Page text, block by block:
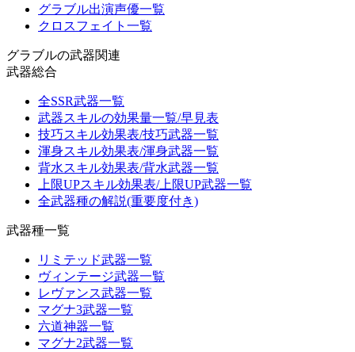
グラブル出演声優一覧
クロスフェイト一覧
グラブルの武器関連
武器総合
全SSR武器一覧
武器スキルの効果量一覧/早見表
技巧スキル効果表/技巧武器一覧
渾身スキル効果表/渾身武器一覧
背水スキル効果表/背水武器一覧
上限UPスキル効果表/上限UP武器一覧
全武器種の解説(重要度付き)
武器種一覧
リミテッド武器一覧
ヴィンテージ武器一覧
レヴァンス武器一覧
マグナ3武器一覧
六道神器一覧
マグナ2武器一覧